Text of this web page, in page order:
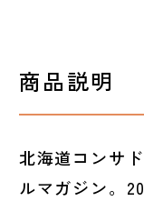
商品説明
北海道コンサ
ルマガジン。